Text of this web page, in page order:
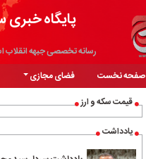
پایگاه خبری
رسانه تخصصی جبهه
صفحه نخست فضای مجازی
قیمت سکه و ارز
یادداشت